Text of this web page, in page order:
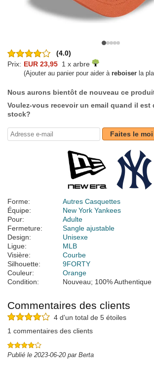
(4.0)
Prix: EUR 23,95 1 x arbre
(Ajouter au panier pour aider à reboiser la
Nous aurons bientôt de nouveau ce
Voulez-vous recevoir un email quand il est
stock?
Faites le
Forme:
Autres Casquettes
Équipe:
New York Yankees
Pour:
Adulte
Fermeture:
Sangle ajustable
Design:
Unisexe
Ligue:
MLB
Visière:
Courbe
Silhouette:
9FORTY
Couleur:
Orange
Condition:
Nouveau; 100% Authentique
Commentaires des clients
4 d'un total de 5 étoiles
1 commentaires des clients
Publié le 2023-06-20 par Berta